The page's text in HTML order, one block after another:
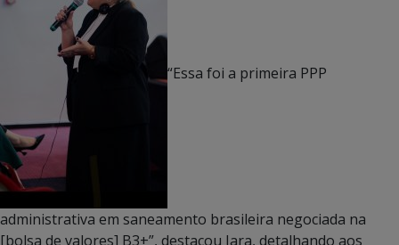
“Essa foi a primeira PPP
administrativa em saneamento brasileira negociada na
[bolsa de valores] B3+”, destacou Iara, detalhando aos